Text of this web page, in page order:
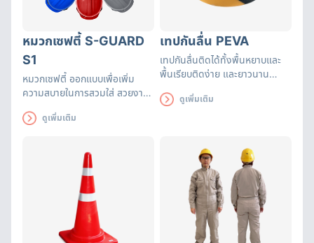
หมวกเซฟตี้ S-GUARD
S1
หมวกเซฟตี้ ออกแบบเพื่อเพิ่ม
ความสบายในการสวมใส่ สวยงาม
ระหว่างการสวมใส่หมวกนิรภัยรุ่นนี้
ดูเพิ่มเติม
เทปกันลื่น PEVA
เทปกันลื่นติดได้ทั้งพื้นหยาบและ
พื้นเรียบติดง่าย และยาวนาน
อันตรายจากการลื่น
ดูเพิ่มเติม